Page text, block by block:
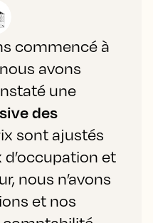
commencé à
avons
une
des
sont ajustés
et
nous n’avons
et nos